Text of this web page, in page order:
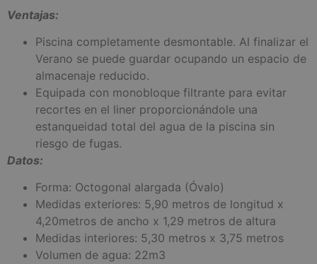
Ventajas:
Piscina completamente desmontable. Al finalizar el
Verano se puede guardar ocupando un espacio de
almacenaje reducido.
Equipada con monobloque filtrante para evitar
recortes en el liner proporcionándole una
estanqueidad total del agua de la piscina sin
riesgo de fugas.
Datos:
Forma: Octogonal alargada (Óvalo)
Medidas exteriores: 5,90 metros de longitud x
4,20metros de ancho x 1,29 metros de altura
Medidas interiores: 5,30 metros x 3,75 metros
Volumen de agua: 22m3